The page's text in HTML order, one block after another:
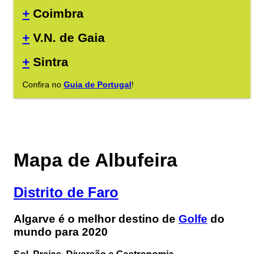
+ Coimbra
+ V.N. de Gaia
+ Sintra
Confira no Guia de Portugal!
Mapa de Albufeira
Distrito de Faro
Algarve é o melhor destino de Golfe do
mundo para 2020